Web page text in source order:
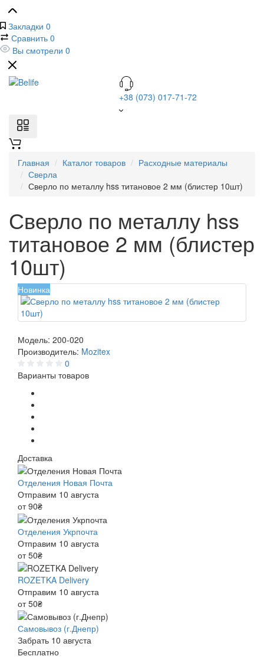
Закладки 0
Сравнить 0
Вы смотрели 0
+38 (073) 017-71-72
Главная Каталог товаров
Расходные материалы
Сверла
Сверло по металлу hss титановое 2 мм (блистер 10шт)
Сверло по металлу hss
титановое 2 мм (блистер
10шт)
Новинка
Модель: 200-020
Производитель: Mozitex
0
Варианты товаров
Доставка
Отделения Новая Почта
Отправим 10 августа
от 90₴
Отделения Укрпочта
Отправим 10 августа
от 50₴
ROZETKA Delivery
Отправим 10 августа
от 50₴
Самовывоз (г.Днепр)
Забрать 10 августа
Бесплатно